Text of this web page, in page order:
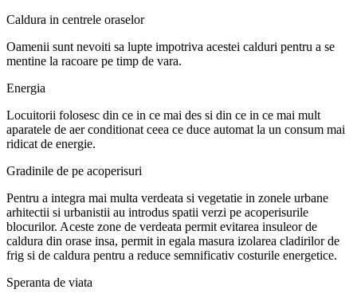
Caldura in centrele oraselor
Oamenii sunt nevoiti sa lupte impotriva acestei calduri pentru a se
mentine la racoare pe timp de vara.
Energia
Locuitorii folosesc din ce in ce mai des si din ce in ce mai mult
aparatele de aer conditionat ceea ce duce automat la un consum mai
ridicat de energie.
Gradinile de pe acoperisuri
Pentru a integra mai multa verdeata si vegetatie in zonele urbane
arhitectii si urbanistii au introdus spatii verzi pe acoperisurile
blocurilor. Aceste zone de verdeata permit evitarea insuleor de
caldura din orase insa, permit in egala masura izolarea cladirilor de
frig si de caldura pentru a reduce semnificativ costurile energetice.
Speranta de viata